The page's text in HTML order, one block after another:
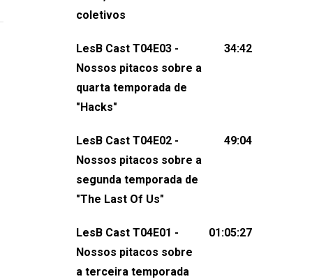
momentos, as maiores confusões e,
pensar (e rir) sobre amor sáfico!Você
também pode participar dessa
conversa mandando sugestões de
pauta, comentários, perguntas ou
e-mail para podcast@lesbout.com.br. E
não esqueça de visitar nosso site e
sociais:Twitter: ⁠⁠⁠⁠@lesbout_br⁠⁠⁠⁠ Instagram:
do LesB Cast:Apresentação de
Karolen Passos
coletivos
LesB Cast T04E03 -
Nossos pitacos sobre a
quarta temporada de
"Hacks"
34:42
LesB Cast T04E02 -
Nossos pitacos sobre a
segunda temporada de
"The Last Of Us"
49:04
LesB Cast T04E01 -
Nossos pitacos sobre
a terceira temporada
01:05:27